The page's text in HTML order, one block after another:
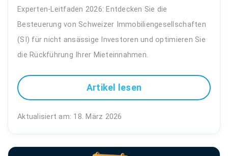
Experten-Leitfaden 2026: Entdecken Sie die
Besteuerung von Schweizer Immobiliengesellschaften
(SI) für nicht ansässige Investoren und optimieren Sie
die Rückführung Ihrer Mieteinnahmen.
Artikel lesen
Aktualisiert am: 18. März 2026